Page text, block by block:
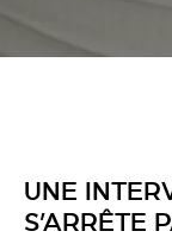
UNE
S’ARRÊTE